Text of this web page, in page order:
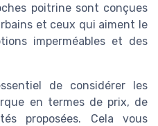
poitrine sont conçues
et ceux qui aiment le
imperméables et des
de considérer les
en termes de prix, de
proposées. Cela vous